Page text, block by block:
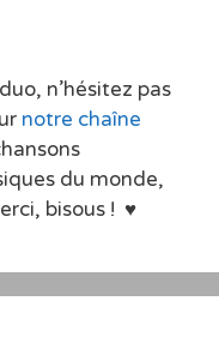
n’hésitez pas
notre chaîne
du monde,
bisous ! ♥